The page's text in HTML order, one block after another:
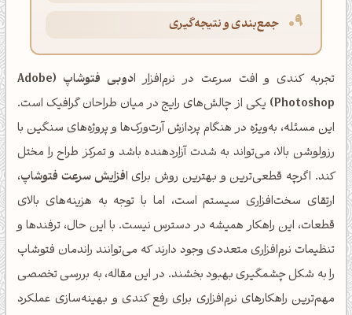
جمع‌بندی و نتیجه‌گیری
تجربه کندی و افت سرعت در نرم‌افزار
ادوبی فتوشاپ (Adobe
Photoshop) یکی از چالش‌های رایج در میان طراحان گرافیک است.
این مسئله، به‌ویژه در هنگام پردازش آرت‌ورک‌ها و پروژه‌های سنگین با
رزولوشن بالا، می‌تواند به شدت آزاردهنده باشد و تمرکز طراح را مختل
کند. اگرچه قطعی‌ترین و بهترین روش برای افزایش سرعت فتوشاپ،
ارتقای سخت‌افزاری سیستم است، اما با توجه به هزینه‌های بالای
قطعات، این راهکار همیشه در دسترس نیست. با این حال، ترفندها و
تنظیمات نرم‌افزاری متعددی وجود دارند که می‌توانند راندمان فتوشاپ
را به شکل چشمگیری بهبود بخشند. در این مقاله، به بررسی تخصصی
مهم‌ترین راهکارهای نرم‌افزاری برای رفع کندی و بهینه‌سازی عملکرد